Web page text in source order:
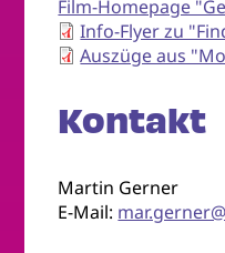
Film-Homepage
Info-Flyer zu
Auszüge aus
Kontakt
Martin Gerner
E-Mail: